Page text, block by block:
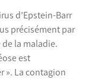
d’Epstein-Barr
précisément par
la maladie.
est
». La contagion